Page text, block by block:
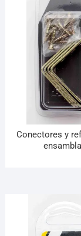
Conectores y
Llamar (cerrado)
¡Hola! Soy el
Cuéntame
aunque no